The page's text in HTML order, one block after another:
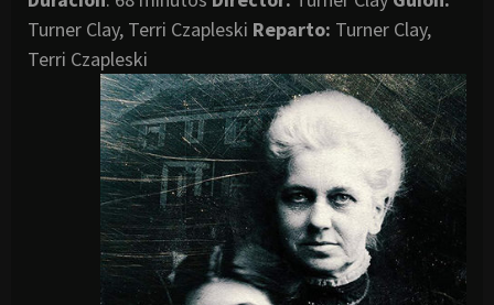
Turner Clay, Terri Czapleski Reparto: Turner Clay,
Terri Czapleski